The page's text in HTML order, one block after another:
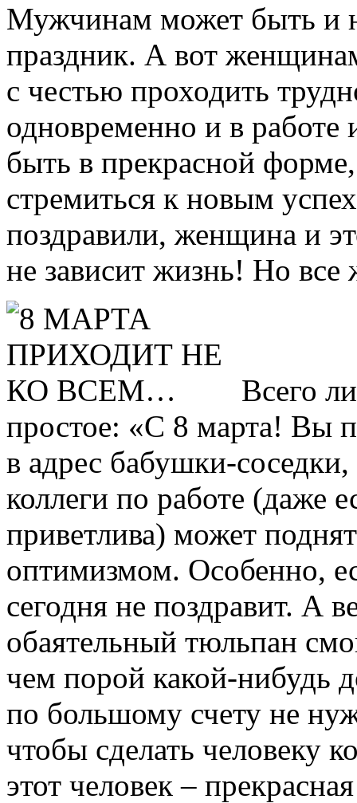
Мужчинам может быть и
праздник. А вот
с честью проходить
одновременно и в работе
быть в прекрасной
стремиться к новым
поздравили, женщина и
не зависит жизнь! Но
Всего
простое: «С 8 марта! Вы
в адрес бабушки-
коллеги по работе (даже
приветлива) может
оптимизмом. Особенно,
сегодня не поздравит. А
обаятельный тюльпан
чем порой какой-нибудь
по большому счету не
чтобы сделать человеку
этот человек –